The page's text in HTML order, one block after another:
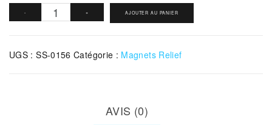
-
quantité
Relief
+ AJOUTER AU PANIER
UGS :SS-0156 Catégorie : Magnets Relief
AVIS (0)